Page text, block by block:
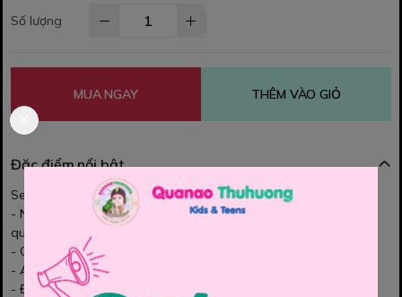
Số lượng
MUA NGAY THÊM VÀO GIỎ
Đặc điểm nổi bật
Set Gấu dâu cute xỉu ~ LOTSO mãi đỉnh, bé nào cũng thích
- Ngọt ngào - xinh xắn - chân váy xếp ly hồng đẹp xuất sắc có
quần bên trong
- Chất vải trượt Hàn cao cấp - xếp ly tinh tế
- Áo cotton mềm mát - Hình in PE xịn sò -100 điểm lun ạ
- Đi học đi chơi đều xinh nhé Mom